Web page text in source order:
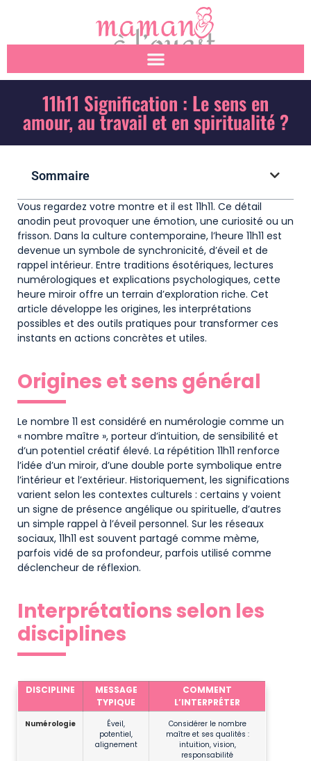
11h11 Signification : Le sens en
amour, au travail et en spiritualité ?
Sommaire
Vous regardez votre montre et il est 11h11. Ce détail
anodin peut provoquer une émotion, une curiosité ou un
frisson. Dans la culture contemporaine, l’heure 11h11 est
devenue un symbole de synchronicité, d’éveil et de
rappel intérieur. Entre traditions ésotériques, lectures
numérologiques et explications psychologiques, cette
heure miroir offre un terrain d’exploration riche. Cet
article développe les origines, les interprétations
possibles et des outils pratiques pour transformer ces
instants en actions concrètes et utiles.
Origines et sens général
Le nombre 11 est considéré en numérologie comme un
« nombre maître », porteur d’intuition, de sensibilité et
d’un potentiel créatif élevé. La répétition 11h11 renforce
l’idée d’un miroir, d’une double porte symbolique entre
l’intérieur et l’extérieur. Historiquement, les significations
varient selon les contextes culturels : certains y voient
un signe de présence angélique ou spirituelle, d’autres
un simple rappel à l’éveil personnel. Sur les réseaux
sociaux, 11h11 est souvent partagé comme mème,
parfois vidé de sa profondeur, parfois utilisé comme
déclencheur de réflexion.
Interprétations selon les
disciplines
DISCIPLINE
MESSAGE
TYPIQUE
COMMENT
L’INTERPRÉTER
Numérologie
Éveil,
potentiel,
alignement
Considérer le nombre
maître et ses qualités :
intuition, vision,
responsabilité